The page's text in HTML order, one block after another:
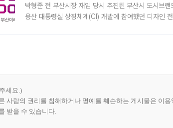
박형준 전 부산시장 재임 당시 추진된 부산시 도시브
용산 대통령실 상징체계(CI) 개발에 참여했던 디자인